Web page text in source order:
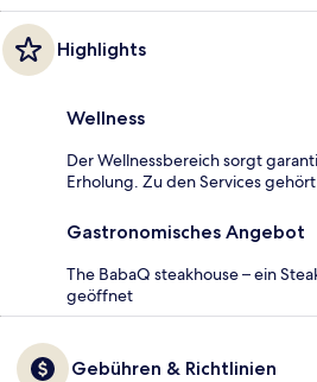
Highlights
Wellness
Der Wellnessbereich sorgt
Erholung. Zu den Services
Gastronomisches Angebot
The BabaQ steakhouse – ein
geöffnet
Gebühren & Richtlinien